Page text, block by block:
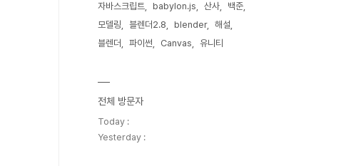
자바스크립트
babylon.js 산사
백준
모델링
블렌더2.8 blender
해설
블렌더
파이썬 Canvas 유니티
전체 방문자
Today :
Yesterday :